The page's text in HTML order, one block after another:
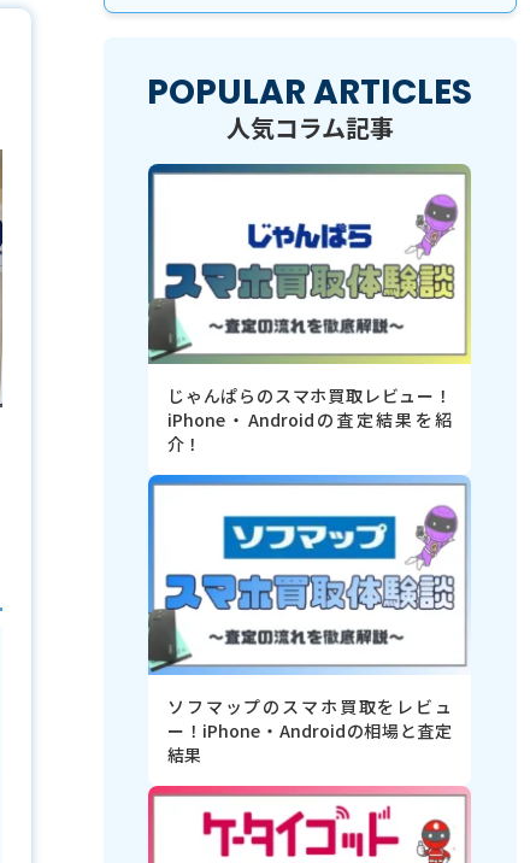
POPULAR ARTICLES
人気コラム記事
じゃんぱらのスマホ買取レビュー！
iPhone・Androidの査定結果を紹
介！
ソフマップのスマホ買取をレビュ
ー！iPhone・Androidの相場と査定
結果